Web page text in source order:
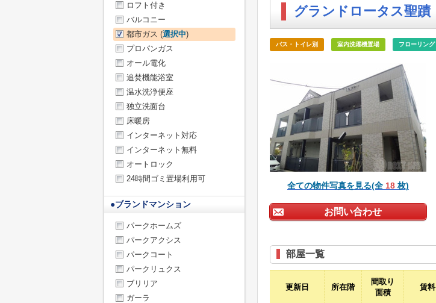
グランドロータス聖蹟
バス・トイレ別 室内洗濯機置場 フローリング
全ての物件写真を見る(全 18 枚)
お問い合わせ
部屋一覧
更新日 所在階
間取り
面積
賃料
ロフト付き
バルコニー
都市ガス (選択中)
プロパンガス
オール電化
追焚機能浴室
温水洗浄便座
独立洗面台
床暖房
インターネット対応
インターネット無料
オートロック
24時間ゴミ置場利用可
●ブランドマンション
パークホームズ
パークアクシス
パークコート
パークリュクス
ブリリア
ガーラ